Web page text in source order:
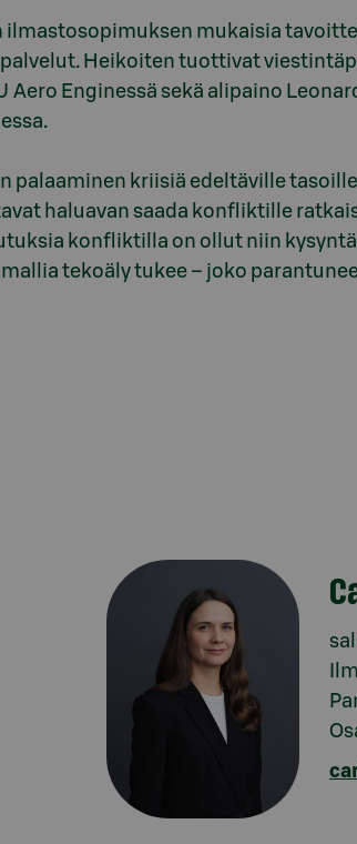
ilmastosopimuksen mukaisia
Heikoiten tuottivat
Enginessä sekä alipaino
kriisiä edeltäville
haluavan saada konfliktille
konfliktilla on ollut niin
tekoäly tukee – joko